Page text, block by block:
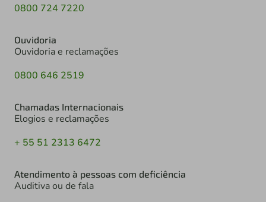
0800 724 7220
Ouvidoria
Ouvidoria e reclamações
0800 646 2519
Chamadas Internacionais
Elogios e reclamações
+ 55 51 2313 6472
Atendimento à pessoas com deficiência
Auditiva ou de fala